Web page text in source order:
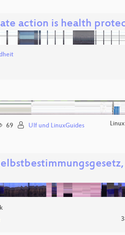
action is health
69 Ulf und LinuxGuides